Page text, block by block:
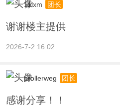
11lxm 团长
谢谢楼主提供
2026-7-2 16:02
prollerweg 团长
感谢分享！！